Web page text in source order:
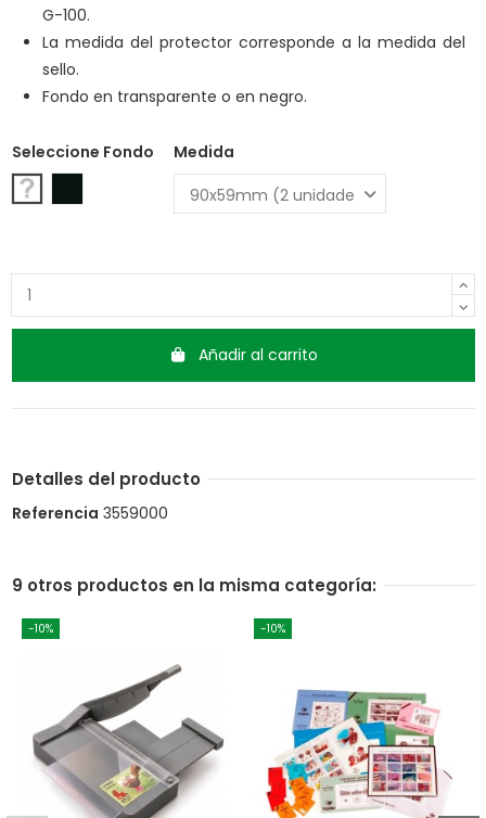
G-100.
La medida del protector corresponde a la medida del
sello.
Fondo en transparente o en negro.
Seleccione Fondo
Transparente
Medida
Añadir al carrito
Detalles del producto
Referencia 3559000
9 otros productos en la misma categoría:
-10% -10%